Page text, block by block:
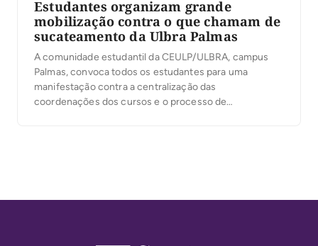
Estudantes organizam grande
mobilização contra o que chamam de
sucateamento da Ulbra Palmas
A comunidade estudantil da CEULP/ULBRA, campus
Palmas, convoca todos os estudantes para uma
manifestação contra a centralização das
coordenações dos cursos e o processo de